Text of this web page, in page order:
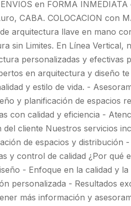
en FORMA
CABA. COLOCACION con
arquitectura llave en mano
sin Limites. En Línea Vertical,
personalizadas y efectivas
en arquitectura y diseño
y estilo de vida. -
y planificación de espacios
con calidad y eficiencia -
cliente Nuestros servicios
de espacios y distribución
y control de calidad ¿Por qué
- Enfoque en la calidad y
personalizada - Resultados
más información y